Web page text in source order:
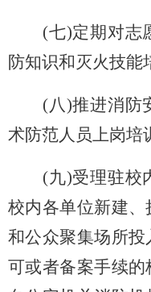
(七)定期对志
防知识和灭火技能
(八)推进消防
术防范人员上岗培
(九)受理驻校
校内各单位新建
和公众聚集场所
可或者备案手续